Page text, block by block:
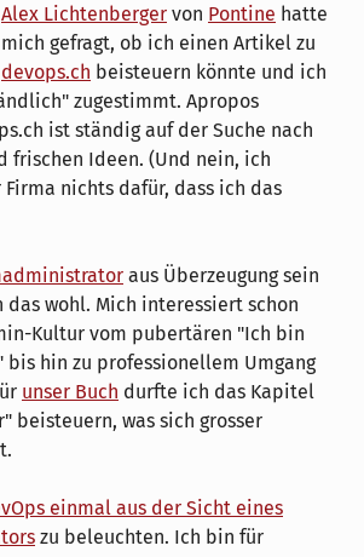
Alex Lichtenberger von Pontine hatte
mich gefragt, ob ich einen Artikel zu
devops.ch beisteuern könnte und ich
zugestimmt. Apropos
ist ständig auf der Suche nach
frischen Ideen. (Und nein, ich
nichts dafür, dass ich das
aus Überzeugung sein
das wohl. Mich interessiert schon
Kultur vom pubertären "Ich bin
bis hin zu professionellem Umgang
unser Buch durfte ich das Kapitel
beisteuern, was sich grosser
einmal aus der Sicht eines
zu beleuchten. Ich bin für